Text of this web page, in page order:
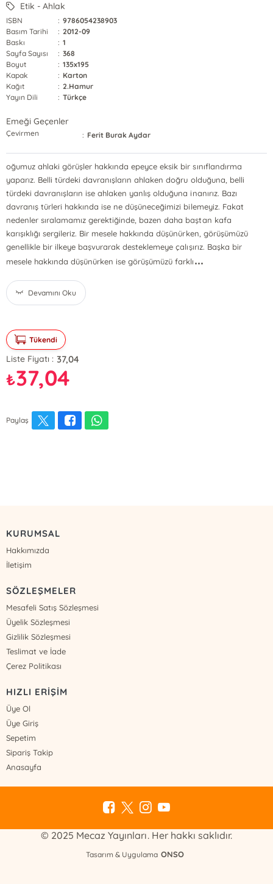
Etik - Ahlak
ISBN : 9786054238903
Basım Tarihi
: 2012-09
Baskı
: 1
Sayfa Sayısı
: 368
Boyut
: 135x195
Kapak
: Karton
Kağıt
: 2.Hamur
Yayın Dili
: Türkçe
Emeği Geçenler
Çevirmen : Ferit Burak Aydar
oğumuz ahlaki görüşler hakkında epeyce eksik bir sınıflandırma
yaparız. Belli türdeki davranışların ahlaken doğru olduğuna, belli
türdeki davranışların ise ahlaken yanlış olduğuna inanırız. Bazı
davranış türleri hakkında ise ne düşüneceğimizi bilemeyiz. Fakat
nedenler sıralamamız gerektiğinde, bazen daha baştan kafa
karışıklığı sergileriz. Bir mesele hakkında düşünürken, görüşümüzü
genellikle bir ilkeye başvurarak desteklemeye çalışırız. Başka bir
mesele hakkında düşünürken ise görüşümüzü farklı...
Devamını Oku
Tükendi
Liste Fiyatı : 37,04
₺37,04
Paylaş
KURUMSAL
Hakkımızda
İletişim
SÖZLEŞMELER
Mesafeli Satış Sözleşmesi
Üyelik Sözleşmesi
Gizlilik Sözleşmesi
Teslimat ve İade
Çerez Politikası
HIZLI ERİŞİM
Üye Ol
Üye Giriş
Sepetim
Sipariş Takip
Anasayfa
© 2025 Mecaz Yayınları. Her hakkı saklıdır.
Tasarım & Uygulama ONSO